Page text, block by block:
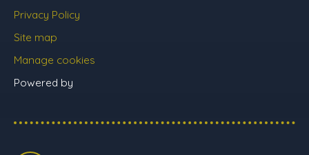
Privacy Policy
Site map
Manage cookies
Powered by